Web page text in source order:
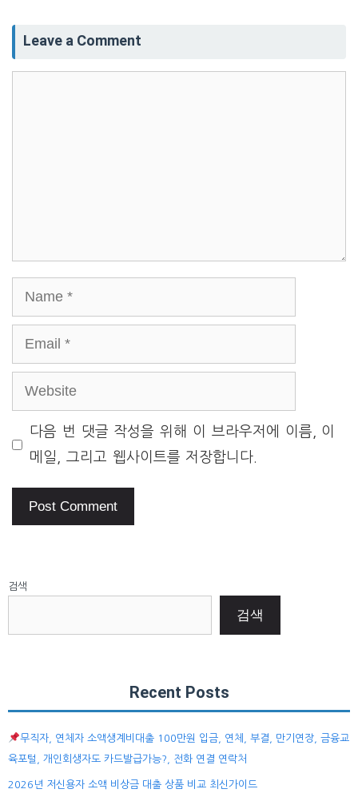
Leave a Comment
Name
Email
Website
다음 번 댓글 작성을 위해 이 브라우저에 이름, 이
메일, 그리고 웹사이트를 저장합니다.
검색
검색
Recent Posts
무직자, 연체자 소액생계비대출 100만원 입금, 연체, 부결, 만기연장, 금융교
육포털, 개인회생자도 카드발급가능?, 전화 연결 연락처
2026년 저신용자 소액 비상금 대출 상품 비교 최신가이드